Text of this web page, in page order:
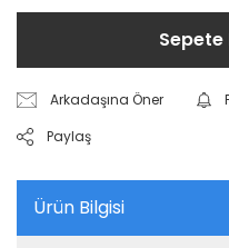
Sepete
Arkadaşına Öner
Paylaş
Ürün Bilgisi